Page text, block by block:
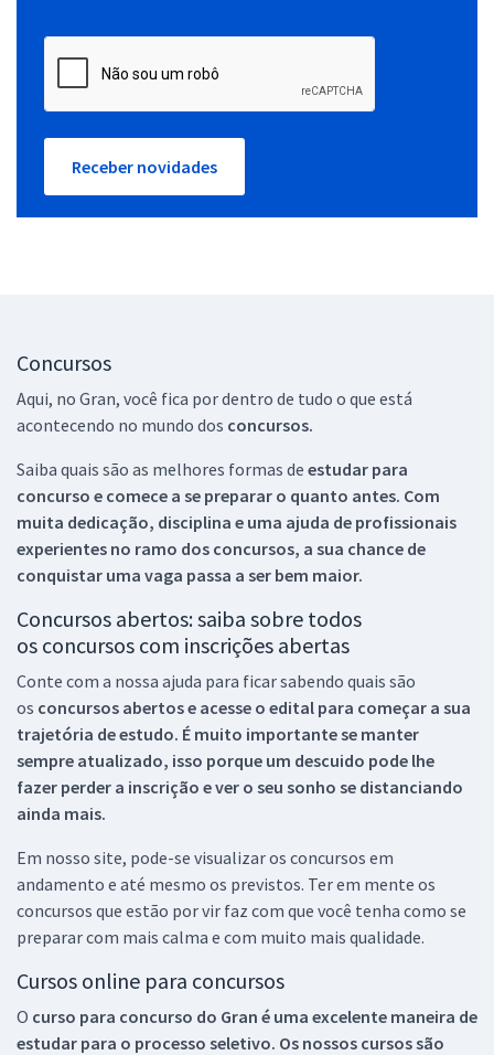
Receber novidades
Concursos
Aqui, no Gran, você fica por dentro de tudo o que está
acontecendo no mundo dos concursos.
Saiba quais são as melhores formas de estudar para
concurso e comece a se preparar o quanto antes. Com
muita dedicação, disciplina e uma ajuda de profissionais
experientes no ramo dos concursos, a sua chance de
conquistar uma vaga passa a ser bem maior.
Concursos abertos: saiba sobre todos
os concursos com inscrições abertas
Conte com a nossa ajuda para ficar sabendo quais são
os concursos abertos e acesse o edital para começar a sua
trajetória de estudo. É muito importante se manter
sempre atualizado, isso porque um descuido pode lhe
fazer perder a inscrição e ver o seu sonho se distanciando
ainda mais.
Em nosso site, pode-se visualizar os concursos em
andamento e até mesmo os previstos. Ter em mente os
concursos que estão por vir faz com que você tenha como se
preparar com mais calma e com muito mais qualidade.
Cursos online para concursos
O curso para concurso do Gran é uma excelente maneira de
estudar para o processo seletivo. Os nossos cursos são